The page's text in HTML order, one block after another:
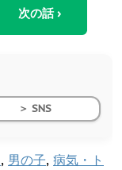
次の話 ›
＞ SNS
, 男の子, 病気・ト